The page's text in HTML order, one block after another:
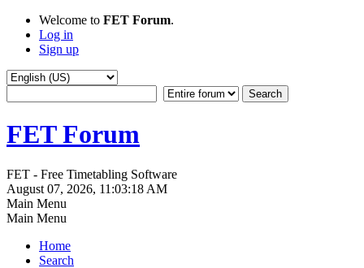
Welcome to FET Forum.
Log in
Sign up
FET Forum
FET - Free Timetabling Software
August 07, 2026, 11:03:18 AM
Main Menu
Main Menu
Home
Search